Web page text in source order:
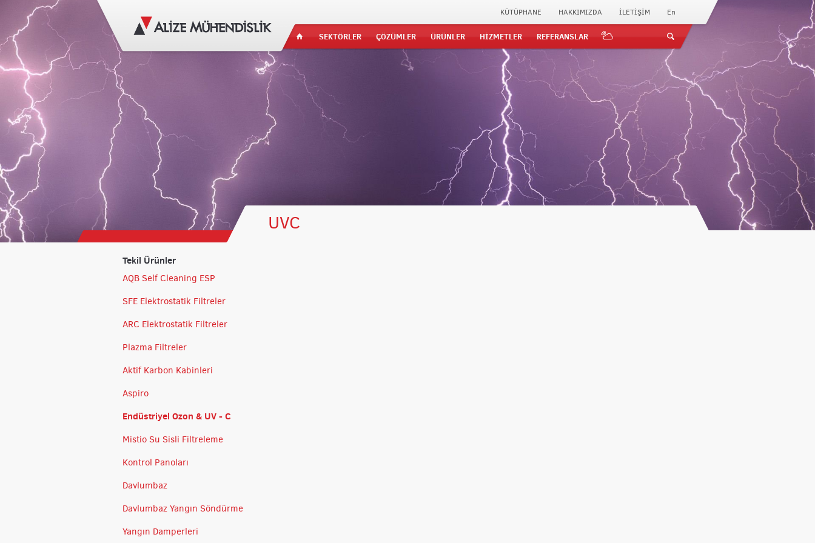
KÜTÜPHANE HAKKIMIZDA İLETİŞİM En
SEKTÖRLER ÇÖZÜMLER ÜRÜNLER HİZMETLER REFERANSLAR
UVC
Tekil Ürünler
AQB Self Cleaning ESP
SFE Elektrostatik Filtreler
ARC Elektrostatik Filtreler
Plazma Filtreler
Aktif Karbon Kabinleri
Aspiro
Endüstriyel Ozon & UV - C
Mistio Su Sisli Filtreleme
Kontrol Panoları
Davlumbaz
Davlumbaz Yangın Söndürme
Yangın Damperleri